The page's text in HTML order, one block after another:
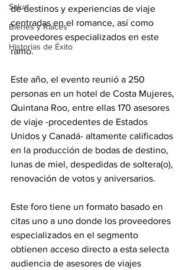
Salud
Bienes y Raíces
Historias de Éxito
de destinos y experiencias de viaje
centradas en el romance, así como
proveedores especializados en este
ramo.
Este año, el evento reunió a 250
personas en un hotel de Costa Mujeres,
Quintana Roo, entre ellas 170 asesores
de viaje -procedentes de Estados
Unidos y Canadá- altamente calificados
en la producción de bodas de destino,
lunas de miel, despedidas de soltera(o),
renovación de votos y aniversarios.
Este foro tiene un formato basado en
citas uno a uno donde los proveedores
especializados en el segmento
obtienen acceso directo a esta selecta
audiencia de asesores de viajes